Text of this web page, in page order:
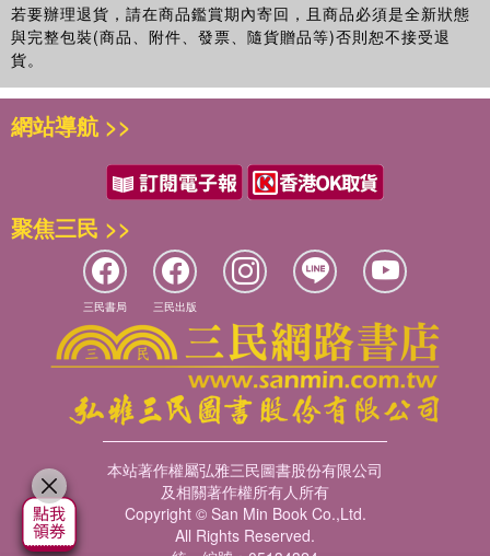
若要辦理退貨，請在商品鑑賞期內寄回，且商品必須是全新狀態
與完整包裝(商品、附件、發票、隨貨贈品等)否則恕不接受退
貨。
網站導航 >>
聚焦三民 >>
三民書局 三民出版
本站著作權屬弘雅三民圖書股份有限公司
及相關著作權所有人所有
Copyright © San Min Book Co.,Ltd.
All Rights Reserved.